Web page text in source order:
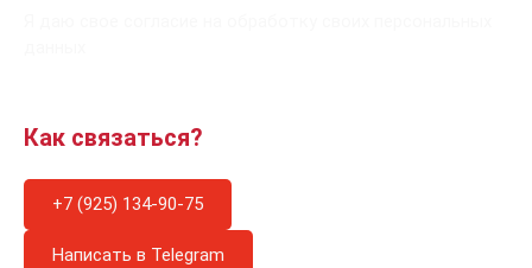
Как связаться?
+7 (925) 134-90-75
Написать в Telegram